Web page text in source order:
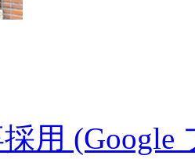
用 (Google